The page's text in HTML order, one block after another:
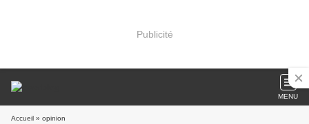
Publicité
MENU
Accueil » opinion